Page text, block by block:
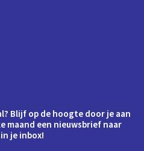
Blijf op de hoogte door je aan
maand een nieuwsbrief naar
je inbox!